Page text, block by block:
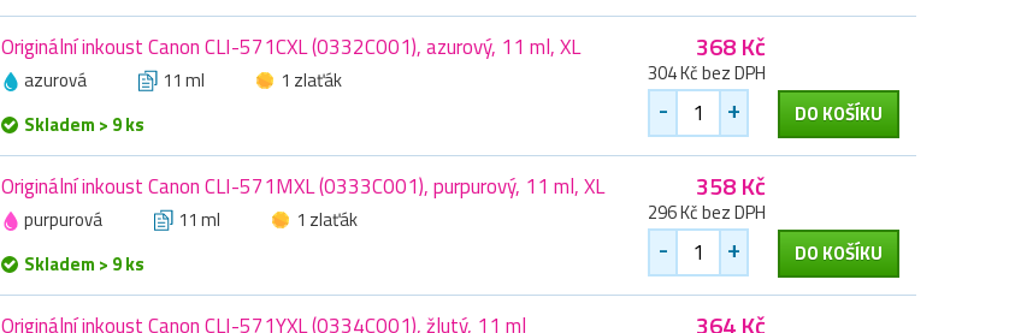
Originální inkoust Canon CLI-571CXL (0332C001), azurový, 11 ml, XL
azurová 11 ml
1 zlaťák
Skladem > 9 ks
368 Kč
304 Kč bez DPH
- + DO KOŠÍKU
Originální inkoust Canon CLI-571MXL (0333C001), purpurový, 11 ml, XL
purpurová 11 ml
1 zlaťák
Skladem > 9 ks
358 Kč
296 Kč bez DPH
- + DO KOŠÍKU
Originální inkoust Canon CLI-571YXL (0334C001), žlutý, 11 ml 364 Kč